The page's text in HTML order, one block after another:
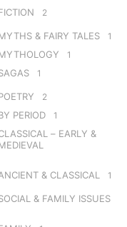
2
& FAIRY TALES 1
1
1
2
PERIOD 1
– EARLY &
& CLASSICAL 1
& FAMILY ISSUES